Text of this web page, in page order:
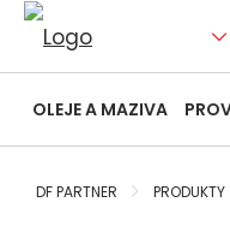
OLEJE A MAZIVA
DF PARTNER PRODUKTY